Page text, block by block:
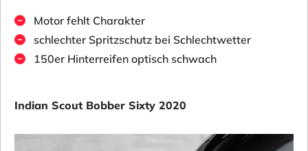
Motor fehlt Charakter
schlechter Spritzschutz bei Schlechtwetter
150er Hinterreifen optisch schwach
Indian Scout Bobber Sixty 2020